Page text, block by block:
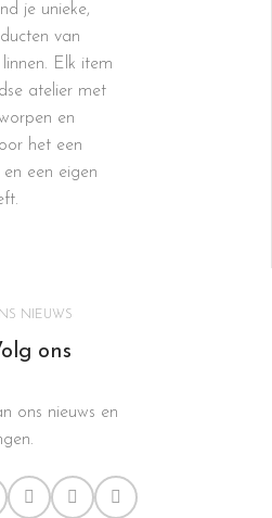
je unieke,
van
Elk item
atelier met
en
het een
een eigen
NIEUWS
ons
ons nieuws en